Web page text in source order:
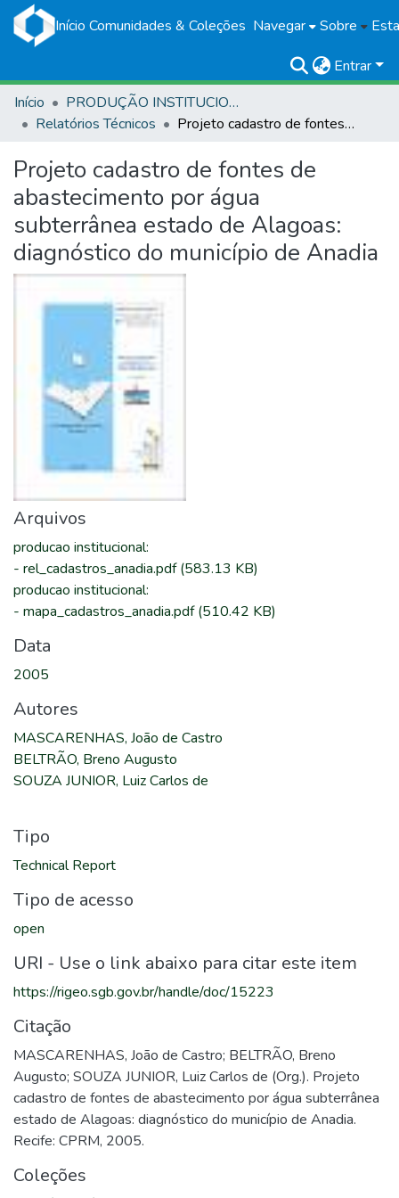
Início Comunidades & Coleções Navegar Sobre
Entrar
Início
PRODUÇÃO INSTITUCIONAL
Relatórios Técnicos
Projeto cadastro de fontes de abastecimento por água subterrânea estado de Alagoas: diagnóstico do município de Anadia
Projeto cadastro de fontes de
abastecimento por água
subterrânea estado de Alagoas:
diagnóstico do município de Anadia
Arquivos
producao institucional:
- rel_cadastros_anadia.pdf(583.13 KB)
producao institucional:
- mapa_cadastros_anadia.pdf(510.42 KB)
Data
2005
Autores
MASCARENHAS, João de Castro
BELTRÃO, Breno Augusto
SOUZA JUNIOR, Luiz Carlos de
Tipo
Technical Report
Tipo de acesso
open
URI - Use o link abaixo para citar este item
https://rigeo.sgb.gov.br/handle/doc/15223
Citação
MASCARENHAS, João de Castro; BELTRÃO, Breno
Augusto; SOUZA JUNIOR, Luiz Carlos de (Org.). Projeto
cadastro de fontes de abastecimento por água subterrânea
estado de Alagoas: diagnóstico do município de Anadia.
Recife: CPRM, 2005.
Coleções